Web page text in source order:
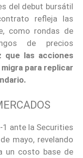
del debut bursátil
refleja las
como rondas de
de precios
que las acciones
para replicar
1 ante la Securities
mayo, revelando
un costo base de